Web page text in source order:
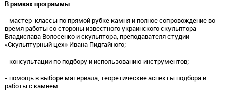
В рамках программы:
- мастер-классы по прямой рубке камня и полное сопровождение во
время работы со стороны известного украинского скульптора
Владислава Волосенко и скульптора, преподавателя студии
«Скульптурный цех» Ивана Пидгайного;
- консультации по подбору и использованию инструментов;
- помощь в выборе материала, теоретические аспекты подбора и
работы с камнем.